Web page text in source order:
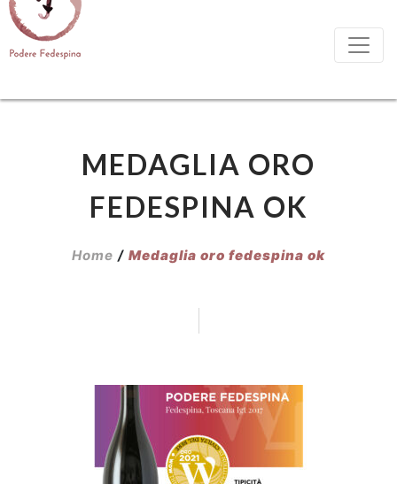
MEDAGLIA ORO
FEDESPINA OK
Home / Medaglia oro fedespina ok